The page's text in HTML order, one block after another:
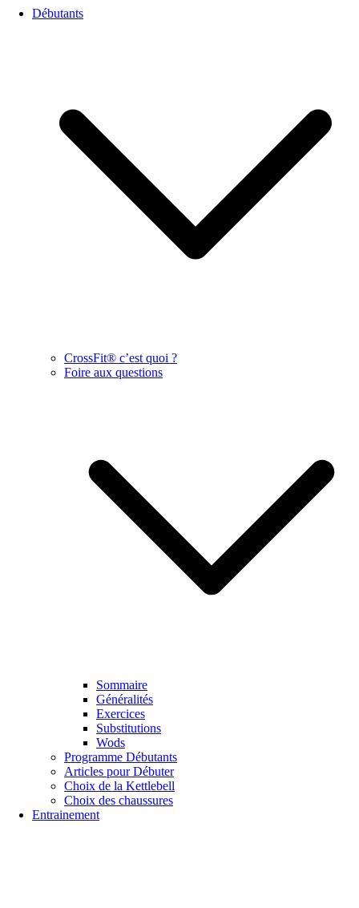
Débutants
CrossFit® c’est quoi ?
Foire aux questions
Sommaire
Généralités
Exercices
Substitutions
Wods
Programme Débutants
Articles pour Débuter
Choix de la Kettlebell
Choix des chaussures
Entrainement